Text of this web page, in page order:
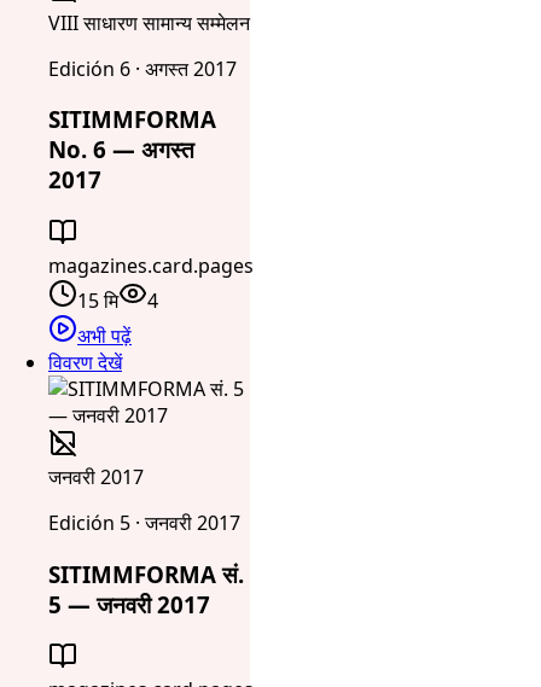
VIII साधारण सामान्य सम्मेलन
Edición 6 · अगस्त 2017
SITIMMFORMA
No. 6 — अगस्त
2017
magazines.card.pages
15 मि
4
अभी पढ़ें
विवरण देखें
जनवरी 2017
Edición 5 · जनवरी 2017
SITIMMFORMA सं.
5 — जनवरी 2017